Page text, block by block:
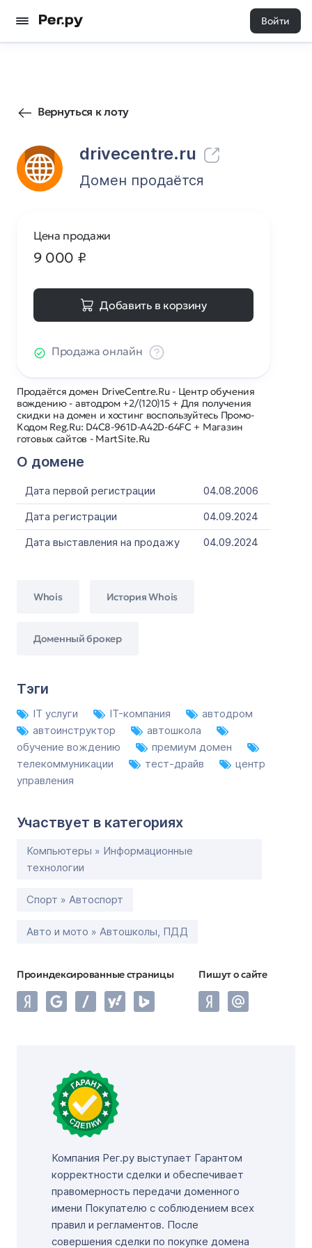
Войти
Вернуться к лоту
drivecentre.ru
413 0
Домен продаётся
Продаётся домен DriveCentre.Ru - Центр обучения
вождению - автодром +2/(120)15 + Для получения
скидки на домен и хостинг воспользуйтесь Промо-
Кодом Reg.Ru: D4C8-961D-A42D-64FC + Магазин
готовых сайтов - MartSite.Ru
О домене
Дата первой регистрации
04.08.2006
Дата регистрации
04.09.2024
Дата выставления на продажу
04.09.2024
Whois История Whois
Доменный брокер
Тэги
IT услуги IT-компания
автодром
автоинструктор
автошкола
обучение вождению
премиум домен
телекоммуникации
тест-драйв
центр
управления
Участвует в категориях
Компьютеры » Информационные
технологии
Спорт » Автоспорт
Авто и мото » Автошколы, ПДД
Проиндексированные страницы Пишут о сайте
Цена продажи
9 000 ₽
Добавить в корзину
Продажа онлайн
Компания Рег.ру выступает Гарантом
корректности сделки и обеспечивает
правомерность передачи доменного
имени Покупателю с соблюдением всех
правил и регламентов. После
совершения сделки по покупке домена